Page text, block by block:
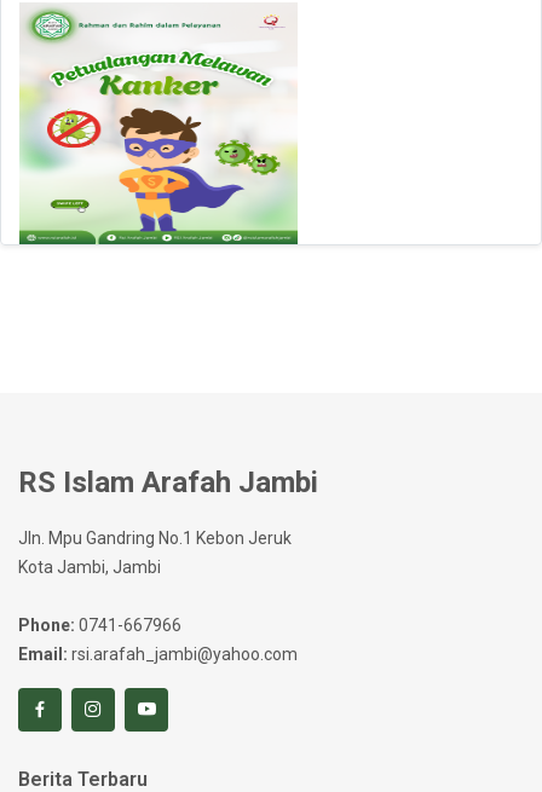
RS Islam Arafah Jambi
Jln. Mpu Gandring No.1 Kebon Jeruk
Kota Jambi, Jambi
Phone: 0741-667966
Email: rsi.arafah_jambi@yahoo.com
Berita Terbaru